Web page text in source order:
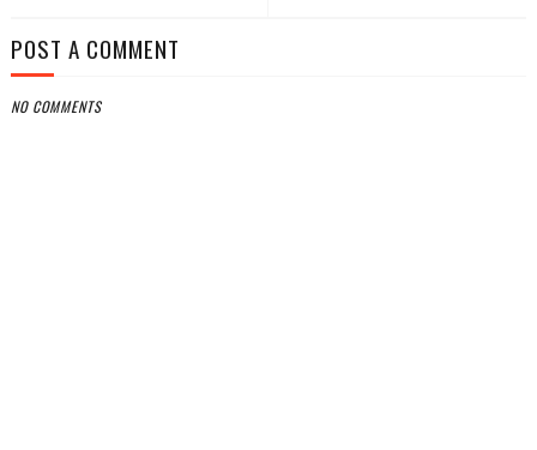
POST A COMMENT
NO COMMENTS